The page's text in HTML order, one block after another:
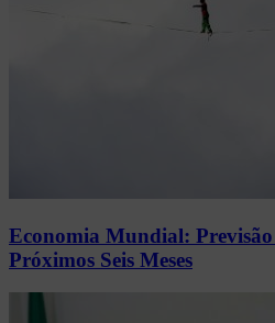
Economia Mundial:
Próximos Seis Meses